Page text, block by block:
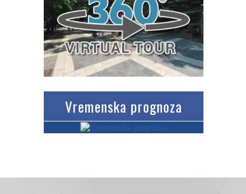
Vremenska prognoza